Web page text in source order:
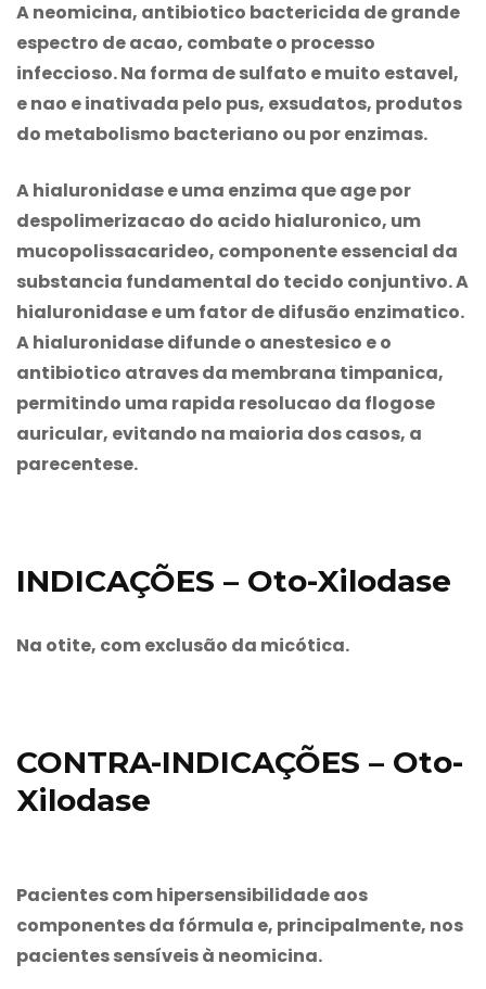
A neomicina, antibiotico bactericida de grande
espectro de acao, combate o processo
infeccioso. Na forma de sulfato e muito estavel,
e nao e inativada pelo pus, exsudatos, produtos
do metabolismo bacteriano ou por enzimas.
A hialuronidase e uma enzima que age por
despolimerizacao do acido hialuronico, um
mucopolissacarideo, componente essencial da
substancia fundamental do tecido conjuntivo. A
hialuronidase e um fator de difusão enzimatico.
A hialuronidase difunde o anestesico e o
antibiotico atraves da membrana timpanica,
permitindo uma rapida resolucao da flogose
auricular, evitando na maioria dos casos, a
parecentese.
INDICAÇÕES – Oto-Xilodase
Na otite, com exclusão da micótica.
CONTRA-INDICAÇÕES – Oto-
Xilodase
Pacientes com hipersensibilidade aos
componentes da fórmula e, principalmente, nos
pacientes sensíveis à neomicina.